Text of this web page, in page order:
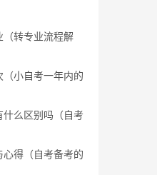
（转专业流程解
小自考一年内的
什么区别吗（自考
心得（自考备考的